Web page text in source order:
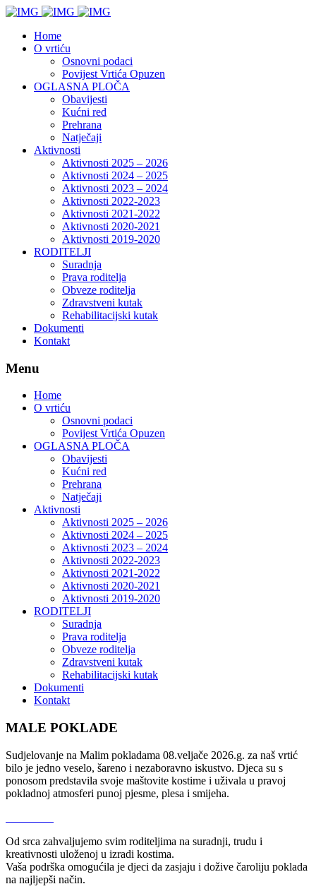
Home
O vrtiću
Osnovni podaci
Povijest Vrtića Opuzen
OGLASNA PLOČA
Obavijesti
Kućni red
Prehrana
Natječaji
Aktivnosti
Aktivnosti 2025 – 2026
Aktivnosti 2024 – 2025
Aktivnosti 2023 – 2024
Aktivnosti 2022-2023
Aktivnosti 2021-2022
Aktivnosti 2020-2021
Aktivnosti 2019-2020
RODITELJI
Suradnja
Prava roditelja
Obveze roditelja
Zdravstveni kutak
Rehabilitacijski kutak
Dokumenti
Kontakt
Menu
Home
O vrtiću
Osnovni podaci
Povijest Vrtića Opuzen
OGLASNA PLOČA
Obavijesti
Kućni red
Prehrana
Natječaji
Aktivnosti
Aktivnosti 2025 – 2026
Aktivnosti 2024 – 2025
Aktivnosti 2023 – 2024
Aktivnosti 2022-2023
Aktivnosti 2021-2022
Aktivnosti 2020-2021
Aktivnosti 2019-2020
RODITELJI
Suradnja
Prava roditelja
Obveze roditelja
Zdravstveni kutak
Rehabilitacijski kutak
Dokumenti
Kontakt
MALE POKLADE
Sudjelovanje na Malim pokladama 08.veljače 2026.g. za naš vrtić
bilo je jedno veselo, šareno i nezaboravno iskustvo. Djeca su s
ponosom predstavila svoje maštovite kostime i uživala u pravoj
pokladnoj atmosferi punoj pjesme, plesa i smijeha.
Od srca zahvaljujemo svim roditeljima na suradnji, trudu i
kreativnosti uloženoj u izradi kostima.
Vaša podrška omogućila je djeci da zasjaju i dožive čaroliju poklada
na najljepši način.